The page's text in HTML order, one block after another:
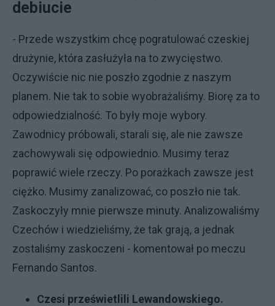
debiucie
- Przede wszystkim chcę pogratulować czeskiej
drużynie, która zasłużyła na to zwycięstwo.
Oczywiście nic nie poszło zgodnie z naszym
planem. Nie tak to sobie wyobrażaliśmy. Biorę za to
odpowiedzialność. To były moje wybory.
Zawodnicy próbowali, starali się, ale nie zawsze
zachowywali się odpowiednio. Musimy teraz
poprawić wiele rzeczy. Po porażkach zawsze jest
ciężko. Musimy zanalizować, co poszło nie tak.
Zaskoczyły mnie pierwsze minuty. Analizowaliśmy
Czechów i wiedzieliśmy, że tak grają, a jednak
zostaliśmy zaskoczeni - komentował po meczu
Fernando Santos.
Czesi prześwietlili Lewandowskiego.